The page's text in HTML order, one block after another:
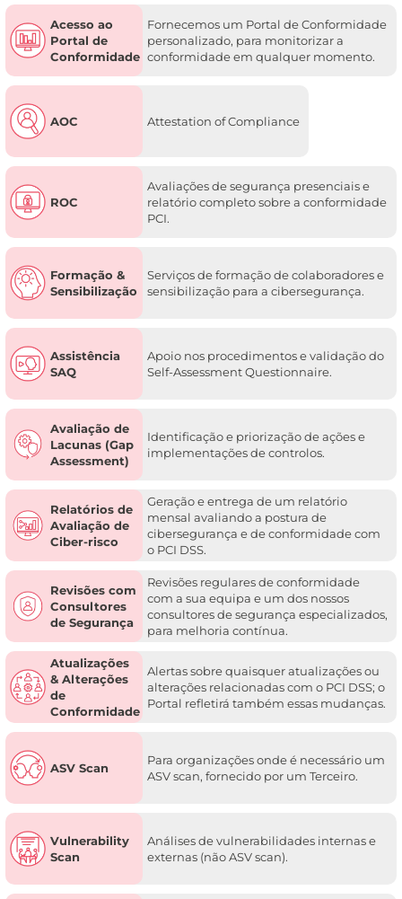
Acesso ao
Portal de
Conformidade
Fornecemos um Portal de Conformidade
personalizado, para monitorizar a
conformidade em qualquer momento.
AOC Attestation of Compliance
ROC
Avaliações de segurança presenciais e
relatório completo sobre a conformidade
PCI.
Formação &
Sensibilização
Serviços de formação de colaboradores e
sensibilização para a cibersegurança.
Assistência
SAQ
Apoio nos procedimentos e validação do
Self-Assessment Questionnaire.
Avaliação de
Lacunas (Gap
Assessment)
Identificação e priorização de ações e
implementações de controlos.
Relatórios de
Avaliação de
Ciber-risco
Geração e entrega de um relatório
mensal avaliando a postura de
cibersegurança e de conformidade com
o PCI DSS.
Revisões com
Consultores
de Segurança
Revisões regulares de conformidade
com a sua equipa e um dos nossos
consultores de segurança especializados,
para melhoria contínua.
Atualizações
& Alterações
de
Conformidade
Alertas sobre quaisquer atualizações ou
alterações relacionadas com o PCI DSS; o
Portal refletirá também essas mudanças.
ASV Scan
Para organizações onde é necessário um
ASV scan, fornecido por um Terceiro.
Vulnerability
Scan
Análises de vulnerabilidades internas e
externas (não ASV scan).